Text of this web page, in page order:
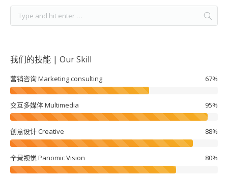
我们的技能 | Our Skill
营销咨询 Marketing consulting 67%
交互多媒体 Multimedia 95%
创意设计 Creative 88%
全景视觉 Panomic Vision 80%